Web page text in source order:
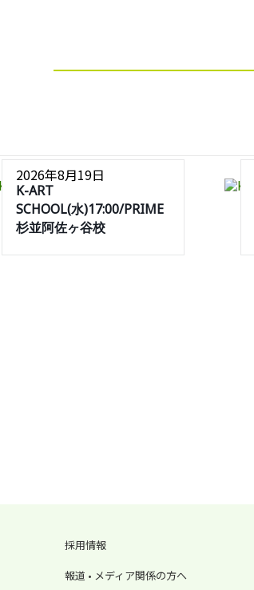
2026年8月19日
K-ART
SCHOOL(水)17:00/PRIME
杉並阿佐ヶ谷校
採用情報
報道 • メディア関係の方へ